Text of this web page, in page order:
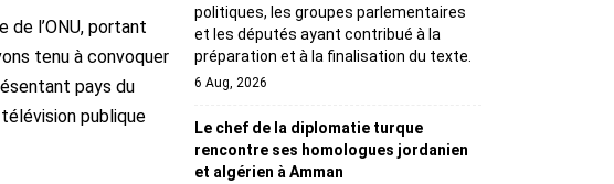
de l’ONU, portant
tenu à convoquer
pays du
publique
politiques, les groupes parlementaires
et les députés ayant contribué à la
préparation et à la finalisation du texte.
6 Aug, 2026
Le chef de la diplomatie turque
rencontre ses homologues jordanien
et algérien à Amman